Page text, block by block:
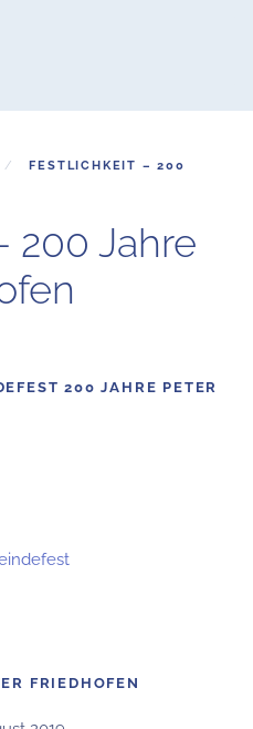
FESTLICHKEIT – 200
200 Jahre
200 JAHRE PETER
FRIEDHOFEN